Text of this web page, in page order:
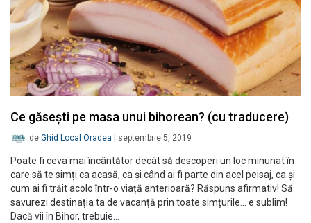
Ce găsești pe masa unui bihorean? (cu traducere)
de Ghid Local Oradea septembrie 5, 2019
Poate fi ceva mai încântător decât să descoperi un loc minunat în
care să te simți ca acasă, ca și când ai fi parte din acel peisaj, ca și
cum ai fi trăit acolo într-o viață anterioară? Răspuns afirmativ! Să
savurezi destinația ta de vacanță prin toate simțurile… e sublim!
Dacă vii în Bihor, trebuie…